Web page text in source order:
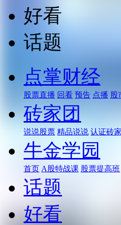
好看
话题
点掌财经
股票直播 回看 预告 点播 股
砖家团
说说股票 精品说说 认证砖家
牛金学园
首页 A股特战课 股票提高班
话题
好看